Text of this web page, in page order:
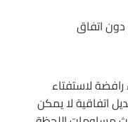
دون اتفاق
لاستفتاء
اتفاقية لا يمكن